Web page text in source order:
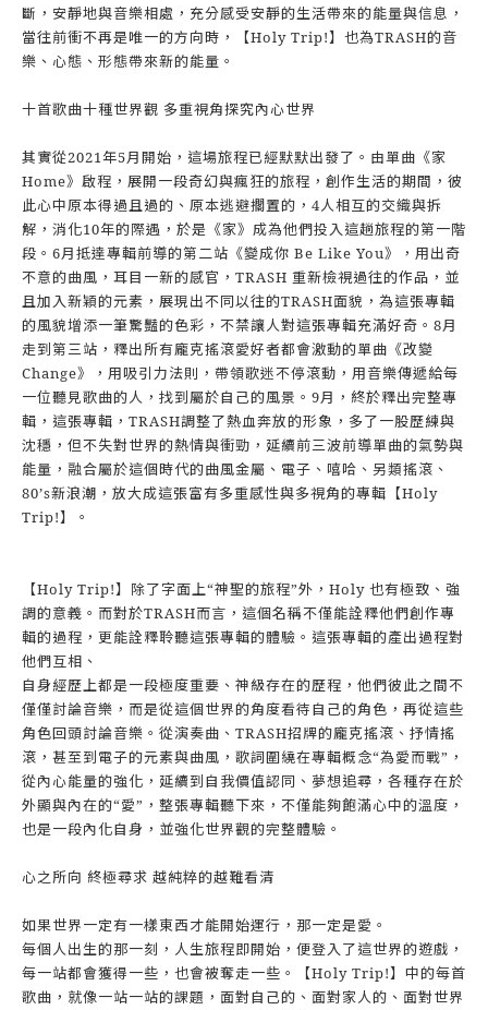
斷，安靜地與音樂相處，充分感受安靜的生活帶來的能量與信息，
當往前衝不再是唯一的方向時，【Holy Trip!】也為TRASH的音
樂、心態、形態帶來新的能量。
十首歌曲十種世界觀 多重視角探究內心世界
其實從2021年5月開始，這場旅程已經默默出發了。由單曲《家
Home》啟程，展開一段奇幻與瘋狂的旅程，創作生活的期間，彼
此心中原本得過且過的、原本逃避擱置的，4人相互的交織與拆
解，消化10年的際遇，於是《家》成為他們投入這趟旅程的第一階
段。6月抵達專輯前導的第二站《變成你 Be Like You》，用出奇
不意的曲風，耳目一新的感官，TRASH 重新檢視過往的作品，並
且加入新穎的元素，展現出不同以往的TRASH面貌，為這張專輯
的風貌增添一筆驚豔的色彩，不禁讓人對這張專輯充滿好奇。8月
走到第三站，釋出所有龐克搖滾愛好者都會激動的單曲《改變
Change》，用吸引力法則，帶領歌迷不停滾動，用音樂傳遞給每
一位聽見歌曲的人，找到屬於自己的風景。9月，終於釋出完整專
輯，這張專輯，TRASH調整了熱血奔放的形象，多了一股歷練與
沈穩，但不失對世界的熱情與衝勁，延續前三波前導單曲的氣勢與
能量，融合屬於這個時代的曲風金屬、電子、嘻哈、另類搖滾、
80’s新浪潮，放大成這張富有多重感性與多視角的專輯【Holy
Trip!】。
【Holy Trip!】除了字面上“神聖的旅程”外，Holy 也有極致、強
調的意義。而對於TRASH而言，這個名稱不僅能詮釋他們創作專
輯的過程，更能詮釋聆聽這張專輯的體驗。這張專輯的產出過程對
他們互相、
自身經歷上都是一段極度重要、神級存在的歷程，他們彼此之間不
僅僅討論音樂，而是從這個世界的角度看待自己的角色，再從這些
角色回頭討論音樂。從演奏曲、TRASH招牌的龐克搖滾、抒情搖
滾，甚至到電子的元素與曲風，歌詞圍繞在專輯概念“為愛而戰”，
從內心能量的強化，延續到自我價值認同、夢想追尋，各種存在於
外顯與內在的“愛”，整張專輯聽下來，不僅能夠飽滿心中的溫度，
也是一段內化自身，並強化世界觀的完整體驗。
心之所向 終極尋求 越純粹的越難看清
如果世界一定有一樣東西才能開始運行，那一定是愛。
每個人出生的那一刻，人生旅程即開始，便登入了這世界的遊戲，
每一站都會獲得一些，也會被奪走一些。【Holy Trip!】中的每首
歌曲，就像一站一站的課題，面對自己的、面對家人的、面對世界